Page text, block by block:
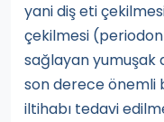
yani diş eti
çekilmesi
sağlayan yumuşak
son derece önemli
iltihabı tedavi